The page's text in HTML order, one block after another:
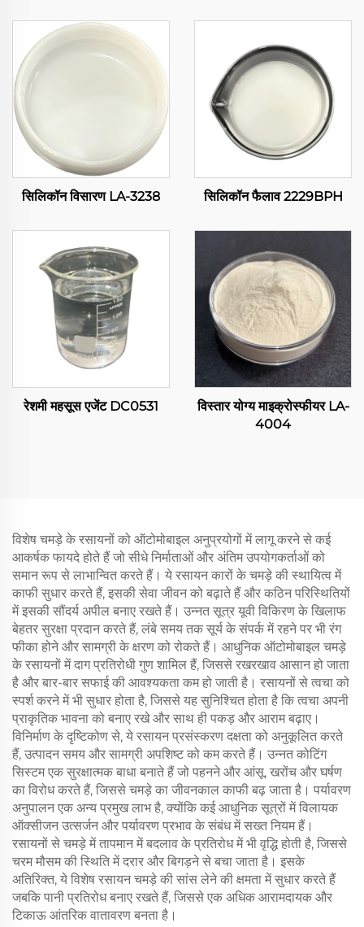
सिलिकॉन विसारण LA-3238 सिलिकॉन फैलाव 2229BPH
रेशमी महसूस एजेंट DC0531
विस्तार योग्य माइक्रोस्फीयर LA-
4004
विशेष चमड़े के रसायनों को ऑटोमोबाइल अनुप्रयोगों में लागू करने से कई
आकर्षक फायदे होते हैं जो सीधे निर्माताओं और अंतिम उपयोगकर्ताओं को
समान रूप से लाभान्वित करते हैं। ये रसायन कारों के चमड़े की स्थायित्व में
काफी सुधार करते हैं, इसकी सेवा जीवन को बढ़ाते हैं और कठिन परिस्थितियों
में इसकी सौंदर्य अपील बनाए रखते हैं। उन्नत सूत्र यूवी विकिरण के खिलाफ
बेहतर सुरक्षा प्रदान करते हैं, लंबे समय तक सूर्य के संपर्क में रहने पर भी रंग
फीका होने और सामग्री के क्षरण को रोकते हैं। आधुनिक ऑटोमोबाइल चमड़े
के रसायनों में दाग प्रतिरोधी गुण शामिल हैं, जिससे रखरखाव आसान हो जाता
है और बार-बार सफाई की आवश्यकता कम हो जाती है। रसायनों से त्वचा को
स्पर्श करने में भी सुधार होता है, जिससे यह सुनिश्चित होता है कि त्वचा अपनी
प्राकृतिक भावना को बनाए रखे और साथ ही पकड़ और आराम बढ़ाए।
विनिर्माण के दृष्टिकोण से, ये रसायन प्रसंस्करण दक्षता को अनुकूलित करते
हैं, उत्पादन समय और सामग्री अपशिष्ट को कम करते हैं। उन्नत कोटिंग
सिस्टम एक सुरक्षात्मक बाधा बनाते हैं जो पहनने और आंसू, खरोंच और घर्षण
का विरोध करते हैं, जिससे चमड़े का जीवनकाल काफी बढ़ जाता है। पर्यावरण
अनुपालन एक अन्य प्रमुख लाभ है, क्योंकि कई आधुनिक सूत्रों में विलायक
ऑक्सीजन उत्सर्जन और पर्यावरण प्रभाव के संबंध में सख्त नियम हैं।
रसायनों से चमड़े में तापमान में बदलाव के प्रतिरोध में भी वृद्धि होती है, जिससे
चरम मौसम की स्थिति में दरार और बिगड़ने से बचा जाता है। इसके
अतिरिक्त, ये विशेष रसायन चमड़े की सांस लेने की क्षमता में सुधार करते हैं
जबकि पानी प्रतिरोध बनाए रखते हैं, जिससे एक अधिक आरामदायक और
टिकाऊ आंतरिक वातावरण बनता है।